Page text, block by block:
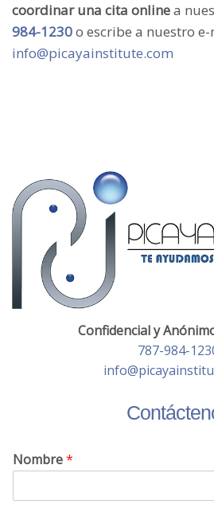
coordinar una cita onlinea
984-1230o escribe a nuestro
info@picayainstitute.com
Confidencial y
787-984-
Nombre*